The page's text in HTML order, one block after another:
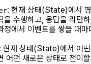
: 현재 상태(State)에서
을 수행하고, 응답을 리턴
정에서 이벤트를 쌓을 때마
: 현재 상태(State)에서 어
어떤 새로운 상태로 전이